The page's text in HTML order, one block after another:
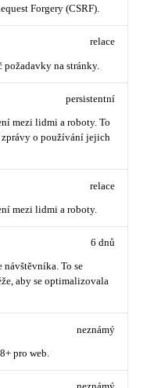
Forgery (CSRF).
požadavky na stránky.
relace
mezi lidmi a roboty. To
zprávy o používání jejich
persistentní
mezi lidmi a roboty.
relace
návštěvníka. To se
aby se optimalizovala
6 dnů
pro web.
neznámý